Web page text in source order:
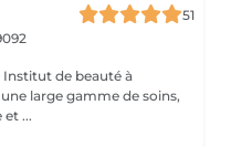
51
Institut de beauté à
...